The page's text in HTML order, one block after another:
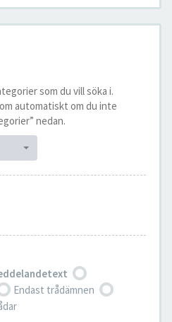
som du vill söka i.
automatiskt om du inte
nedan.
Endast trådämnen